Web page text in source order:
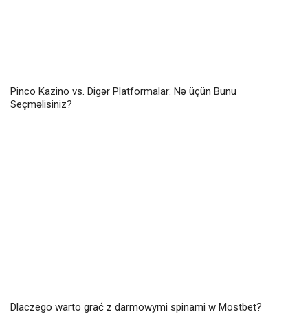
Pinco Kazino vs. Digər Platformalar: Nə üçün Bunu
Seçməlisiniz?
Dlaczego warto grać z darmowymi spinami w Mostbet?